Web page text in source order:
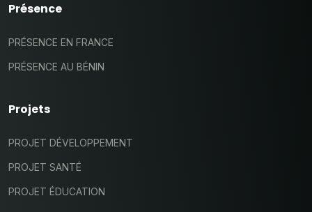
Présence
PRÉSENCE EN FRANCE
PRÉSENCE AU BÉNIN
Projets
PROJET DÉVELOPPEMENT
PROJET SANTÉ
PROJET ÉDUCATION